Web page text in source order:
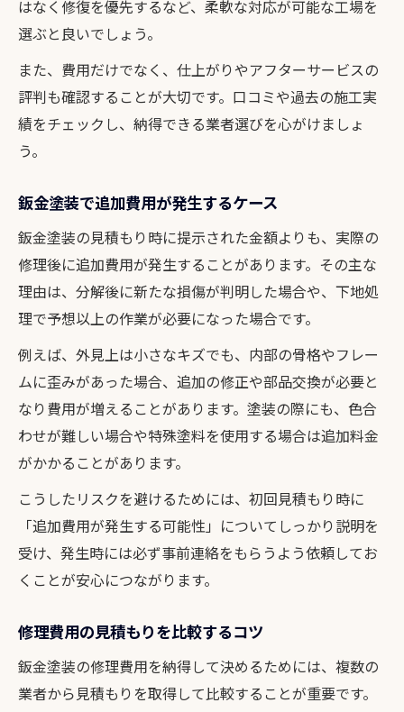
はなく修復を優先するなど、柔軟な対応が可能な工場を
選ぶと良いでしょう。
また、費用だけでなく、仕上がりやアフターサービスの
評判も確認することが大切です。口コミや過去の施工実
績をチェックし、納得できる業者選びを心がけましょ
う。
鈑金塗装で追加費用が発生するケース
鈑金塗装の見積もり時に提示された金額よりも、実際の
修理後に追加費用が発生することがあります。その主な
理由は、分解後に新たな損傷が判明した場合や、下地処
理で予想以上の作業が必要になった場合です。
例えば、外見上は小さなキズでも、内部の骨格やフレー
ムに歪みがあった場合、追加の修正や部品交換が必要と
なり費用が増えることがあります。塗装の際にも、色合
わせが難しい場合や特殊塗料を使用する場合は追加料金
がかかることがあります。
こうしたリスクを避けるためには、初回見積もり時に
「追加費用が発生する可能性」についてしっかり説明を
受け、発生時には必ず事前連絡をもらうよう依頼してお
くことが安心につながります。
修理費用の見積もりを比較するコツ
鈑金塗装の修理費用を納得して決めるためには、複数の
業者から見積もりを取得して比較することが重要です。